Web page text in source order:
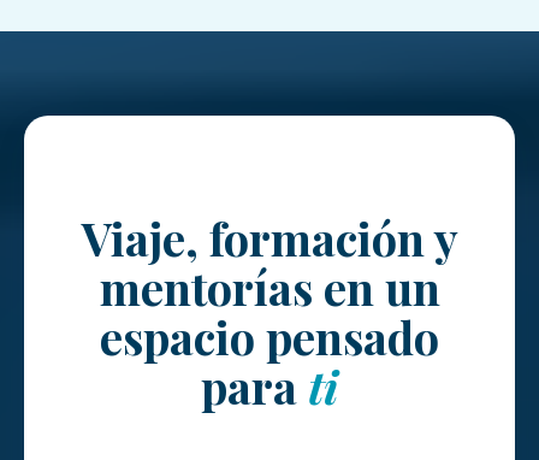
Viaje, formación y
mentorías en un
espacio pensado
parati